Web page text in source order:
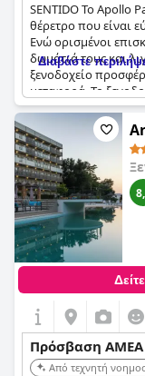
SENTIDO Το Apollo
θέρετρο που είναι
Ενώ ορισμένοι
δωμάτιά τους και
ξενοδοχείο
μεταφορά. Το
αμαξίδιο σε όλους
εξαιρετική
ακόμη και δύο
διαθέσιμοι για
σημείωσαν ότι
μπάνιο λόγω της
πισίνα ενηλίκων
επισκέπτες με
ζητήματα, οι
περιμένουν μια
Palace.
Διαβάστε
Πρόσβαση ΑΜΕΑ
Από τεχνητή